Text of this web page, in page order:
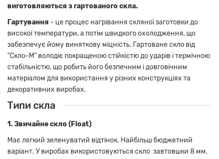
виготовляються з гартованого скла.
Гартування - це процес нагрівання скляної заготовки до
високої температури, а потім швидкого охолодження, що
забезпечує йому виняткову міцність. Гартоване скло від
"Скло-М" володіє покращеною стійкістю до ударів і термічною
стабільністю, що робить його безпечним і довговічним
матеріалом для використання у різних конструкціях та
декоративних виробах.
Типи скла
1. Звичайне скло (Float)
Має легкий зеленуватий відтінок. Найбільш бюджетний
варіант. У виробах використовуються скло завтовшки 8 мм.